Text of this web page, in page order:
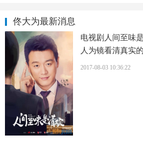
佟大为个人经历 佟大为个人资料
佟大为最新消息
电视剧人间至味
人为镜看清真实
2017-08-03 10:36:22